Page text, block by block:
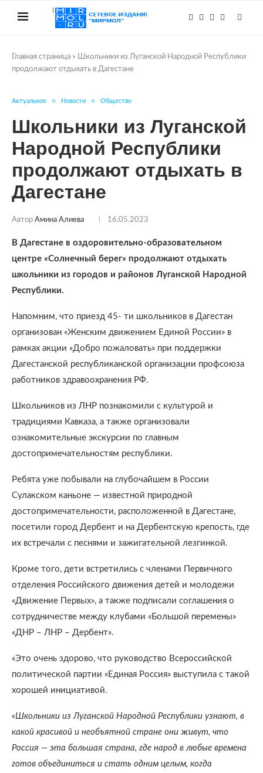
Главная страница » Школьники из Луганской Народной Республики
продолжают отдыхать в Дагестане
Актуальное Новости Общество
Школьники из Луганской
Народной Республики
продолжают отдыхать в
Дагестане
Автор Амина Алиева 16.05.2023
В Дагестане в оздоровительно-образовательном
центре «Солнечный берег» продолжают отдыхать
школьники из городов и районов Луганской Народной
Республики.
Напомним, что приезд 45- ти школьников в Дагестан
организован «Женским движением Единой России» в
рамках акции «Добро пожаловать» при поддержки
Дагестанской республиканской организации профсоюза
работников здравоохранения РФ.
Школьников из ЛНР познакомили с культурой и
традициями Кавказа, а также организовали
ознакомительные экскурсии по главным
достопримечательностям республики.
Ребята уже побывали на глубочайшем в России
Сулакском каньоне — известной природной
достопримечательности, расположенной в Дагестане,
посетили город Дербент и на Дербентскую крепость, где
их встречали с песнями и зажигательной лезгинкой.
Кроме того, дети встретились с членами Первичного
отделения Российского движения детей и молодежи
«Движение Первых», а также подписали соглашения о
сотрудничестве между клубами «Большой перемены»
«ДНР – ЛНР – Дербент».
«Это очень здорово, что руководство Всероссийской
политической партии «Единая Россия» выступила с такой
хорошей инициативой.
«Школьники из Луганской Народной Республики узнают, в
какой красивой и необъятной стране они живут, что
Россия — эта большая страна, где народ в любые времена
готов объединиться и стать одним целым, когда